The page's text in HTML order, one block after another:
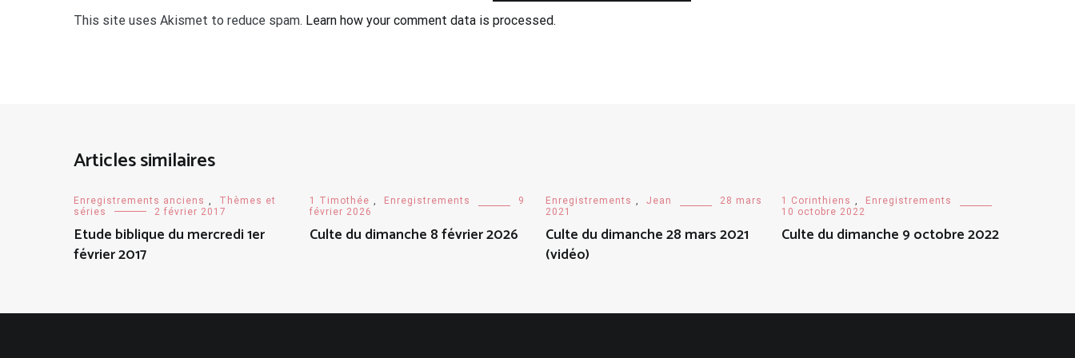
This site uses Akismet to reduce spam. Learn how your comment data is processed.
Articles similaires
Enregistrements anciens
Thèmes et
séries
2 février 2017
Etude biblique du mercredi 1er
février 2017
1 Timothée Enregistrements
9
février 2026
Culte du dimanche 8 février 2026
Enregistrements Jean
28 mars
2021
Culte du dimanche 28 mars 2021
(vidéo)
1 Corinthiens
Enregistrements
10 octobre 2022
Culte du dimanche 9 octobre 2022